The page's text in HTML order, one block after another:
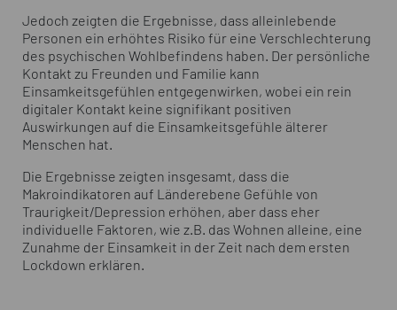
Jedoch zeigten die Ergebnisse, dass alleinlebende
Personen ein erhöhtes Risiko für eine Verschlechterung
des psychischen Wohlbefindens haben. Der persönliche
Kontakt zu Freunden und Familie kann
Einsamkeitsgefühlen entgegenwirken, wobei ein rein
digitaler Kontakt keine signifikant positiven
Auswirkungen auf die Einsamkeitsgefühle älterer
Menschen hat.
Die Ergebnisse zeigten insgesamt, dass die
Makroindikatoren auf Länderebene Gefühle von
Traurigkeit/Depression erhöhen, aber dass eher
individuelle Faktoren, wie z.B. das Wohnen alleine, eine
Zunahme der Einsamkeit in der Zeit nach dem ersten
Lockdown erklären.